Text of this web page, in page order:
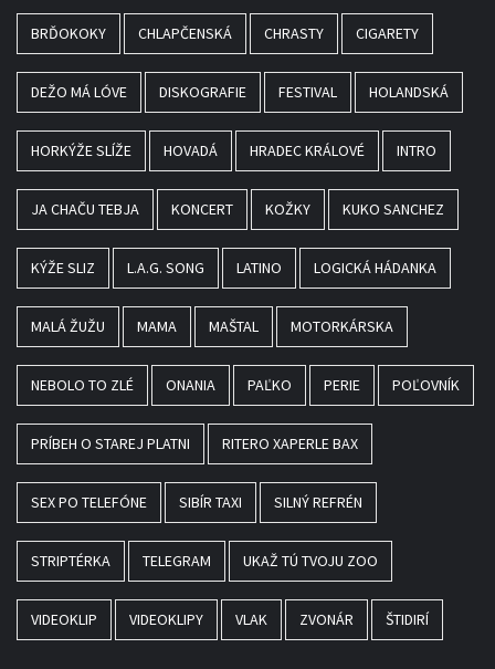
BRĎOKOKY CHLAPČENSKÁ CHRASTY CIGARETY
DEŽO MÁ LÓVE DISKOGRAFIE FESTIVAL HOLANDSKÁ
HORKÝŽE SLÍŽE HOVADÁ HRADEC KRÁLOVÉ INTRO
JA CHAČU TEBJA KONCERT KOŽKY KUKO SANCHEZ
KÝŽE SLIZ L.A.G. SONG LATINO LOGICKÁ HÁDANKA
MALÁ ŽUŽU MAMA MAŠTAL MOTORKÁRSKA
NEBOLO TO ZLÉ ONANIA PAĽKO PERIE POĽOVNÍK
PRÍBEH O STAREJ PLATNI RITERO XAPERLE BAX
SEX PO TELEFÓNE SIBÍR TAXI SILNÝ REFRÉN
STRIPTÉRKA TELEGRAM UKAŽ TÚ TVOJU ZOO
VIDEOKLIP VIDEOKLIPY VLAK ZVONÁR ŠTIDIRÍ